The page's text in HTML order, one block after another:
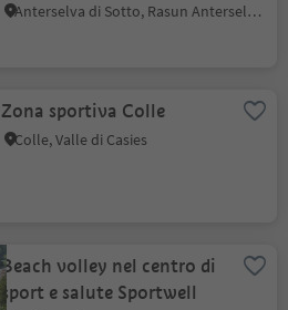
Anterselva di Sotto, Rasun Anterselva, Regione dolomitica Plan de Corones
Zona sportiva Colle
Colle, Valle di Casies
Beach volley nel centro di
sport e salute Sportwell